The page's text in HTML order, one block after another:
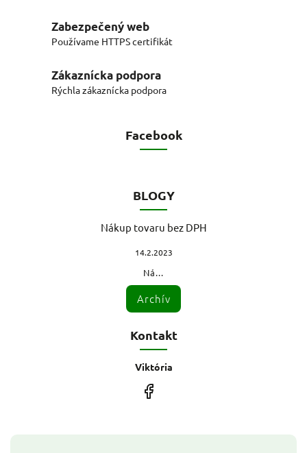
Zabezpečený web
Používame HTTPS certifikát
Zákaznícka podpora
Rýchla zákaznícka podpora
Facebook
BLOGY
Nákup tovaru bez DPH
14.2.2023
Ná...
Archív
Kontakt
Viktória